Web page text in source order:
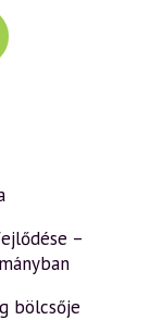
–
bölcsője